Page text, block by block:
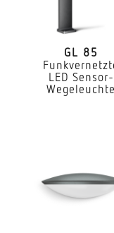
Bluetooth Mesh
Slavebetrieb
Flur /
Teeküche
GL 85
LED Sensor-
Wegeleuchte